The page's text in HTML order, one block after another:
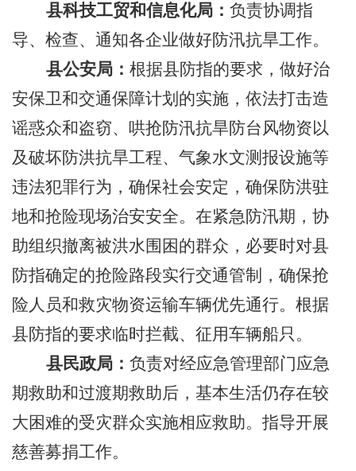
县科技工贸和信息化局： 负责协调指
导、检查、通知各企业做好防汛抗旱工作。
县公安局： 根据县防指的要求，做好治
安保卫和交通保障计划的实施，依法打击造
谣惑众和盗窃、哄抢防汛抗旱防台风物资以
及破坏防洪抗旱工程、气象水文测报设施等
违法犯罪行为，确保社会安定，确保防洪驻
地和抢险现场治安安全。在紧急防汛期，协
助组织撤离被洪水围困的群众，必要时对县
防指确定的抢险路段实行交通管制，确保抢
险人员和救灾物资运输车辆优先通行。根据
县防指的要求临时拦截、征用车辆船只。
县民政局： 负责对经应急管理部门应急
期救助和过渡期救助后，基本生活仍存在较
大困难的受灾群众实施相应救助。指导开展
慈善募捐工作。